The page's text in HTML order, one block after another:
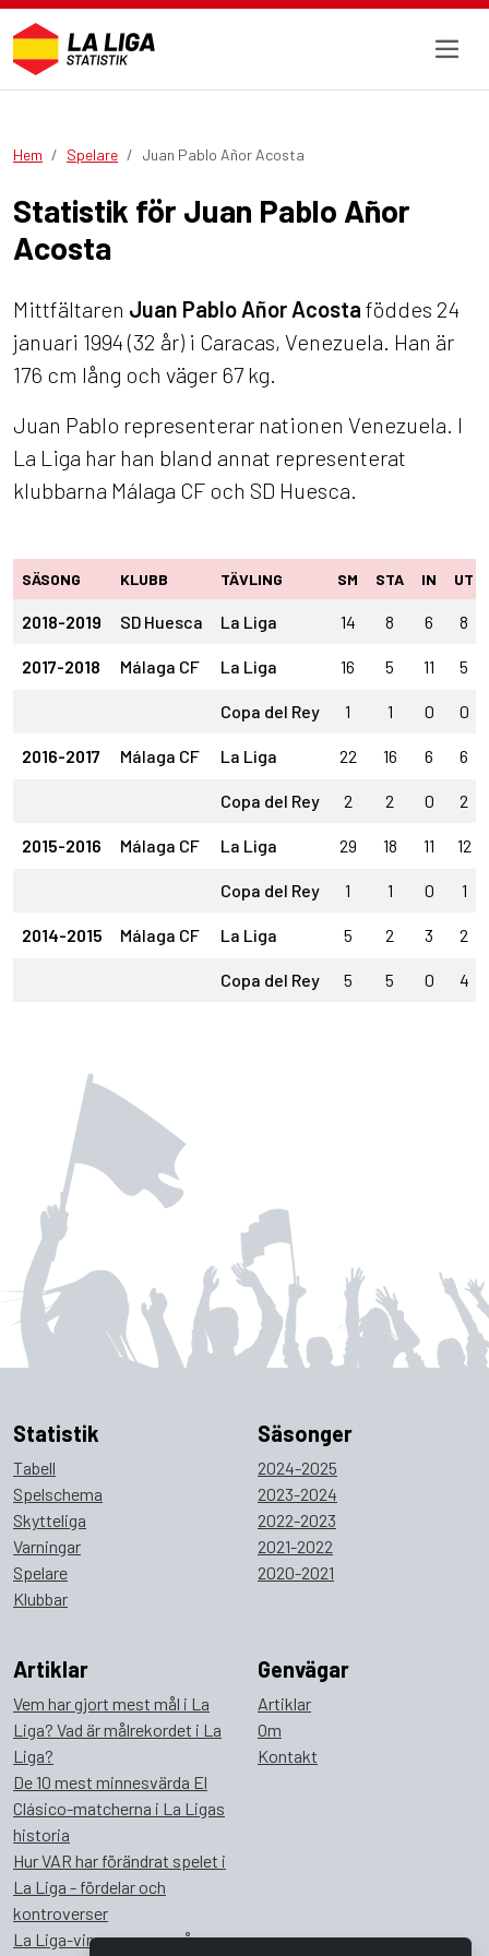
Hem Spelare Juan Pablo Añor Acosta
Statistik för Juan Pablo Añor
Acosta
Mittfältaren Juan Pablo Añor Acosta föddes 24
januari 1994 (32 år) i Caracas, Venezuela. Han är
176 cm lång och väger 67 kg.
Juan Pablo representerar nationen Venezuela. I
La Liga har han bland annat representerat
klubbarna Málaga CF och SD Huesca.
SÄSONG KLUBB TÄVLING SM STA IN UT
2018-2019 SD Huesca La Liga 14 8 6 8
2017-2018 Málaga CF La Liga 16 5 11 5
Copa del Rey 1 1 0 0
2016-2017 Málaga CF La Liga 22 16 6 6
Copa del Rey 2 2 0 2
2015-2016 Málaga CF La Liga 29 18 11 12
Copa del Rey 1 1 0 1
2014-2015 Málaga CF La Liga 5 2 3 2
Copa del Rey 5 5 0 4
Statistik
Tabell
Spelschema
Skytteliga
Varningar
Spelare
Klubbar
Säsonger
2024-2025
2023-2024
2022-2023
2021-2022
2020-2021
Artiklar
Vem har gjort mest mål i La
Liga? Vad är målrekordet i La
Liga?
De 10 mest minnesvärda El
Clásico-matcherna i La Ligas
historia
Hur VAR har förändrat spelet i
La Liga - fördelar och
kontroverser
La Liga-vinnare genom åren
Genvägar
Artiklar
Om
Kontakt